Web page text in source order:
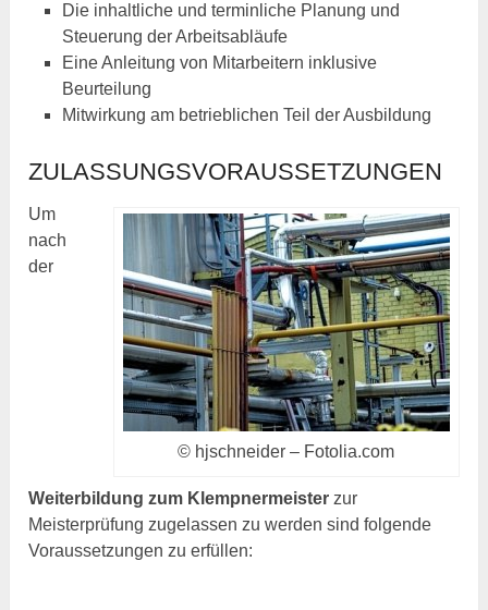
Die inhaltliche und terminliche Planung und
Steuerung der Arbeitsabläufe
Eine Anleitung von Mitarbeitern inklusive
Beurteilung
Mitwirkung am betrieblichen Teil der Ausbildung
ZULASSUNGSVORAUSSETZUNGEN
© hjschneider – Fotolia.com
Um
nach
der
Weiterbildung zum Klempnermeister zur
Meisterprüfung zugelassen zu werden sind folgende
Voraussetzungen zu erfüllen: